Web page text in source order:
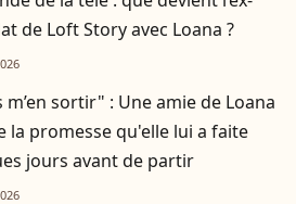
de Loft Story avec Loana ?
m’en sortir" : Une amie de Loana
la promesse qu'elle lui a faite
jours avant de partir